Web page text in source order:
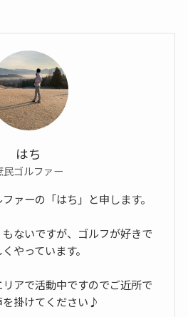
はち
民ゴルファー
ァーの「はち」と申します。
ないですが、ゴルフが好きで
やっています。
アで活動中ですのでご近所で
を掛けてください♪